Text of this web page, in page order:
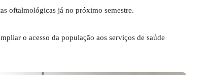
oftalmológicas já no próximo semestre.
o acesso da população aos serviços de saúde